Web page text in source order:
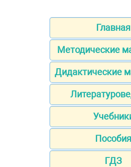
Главная
Методические
Дидактические
Пособия
ГДЗ